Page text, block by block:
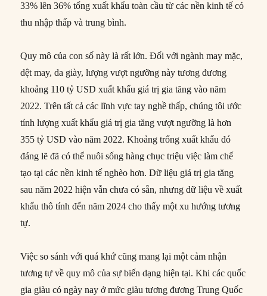
33% lên 36% tổng xuất khẩu toàn cầu từ các nền kinh tế có
thu nhập thấp và trung bình.
Quy mô của con số này là rất lớn. Đối với ngành may mặc,
dệt may, da giày, lượng vượt ngưỡng này tương đương
khoảng 110 tỷ USD xuất khẩu giá trị gia tăng vào năm
2022. Trên tất cả các lĩnh vực tay nghề thấp, chúng tôi ước
tính lượng xuất khẩu giá trị gia tăng vượt ngưỡng là hơn
355 tỷ USD vào năm 2022. Khoảng trống xuất khẩu đó
đáng lẽ đã có thể nuôi sống hàng chục triệu việc làm chế
tạo tại các nền kinh tế nghèo hơn. Dữ liệu giá trị gia tăng
sau năm 2022 hiện vẫn chưa có sẵn, nhưng dữ liệu về xuất
khẩu thô tính đến năm 2024 cho thấy một xu hướng tương
tự.
Việc so sánh với quá khứ cũng mang lại một cảm nhận
tương tự về quy mô của sự biến dạng hiện tại. Khi các quốc
gia giàu có ngày nay ở mức giàu tương đương Trung Quốc